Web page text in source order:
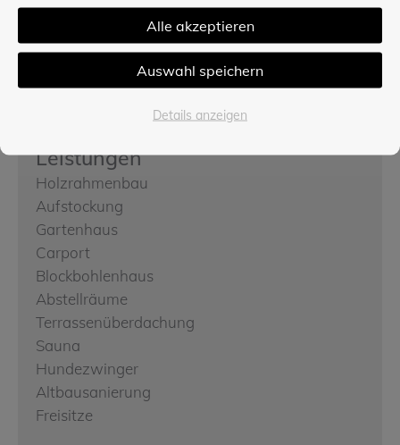
Unser Partner
Gartencenter Hesse
www.gartencenter-hesse.de
Gartencenter Mühlenweg
www.gartencenter-muehlenweg.de
Leistungen
Holzrahmenbau
Aufstockung
Gartenhaus
Carport
Blockbohlenhaus
Abstellräume
Terrassenüberdachung
Sauna
Hundezwinger
Altbausanierung
Freisitze
Alle akzeptieren
Auswahl speichern
Details anzeigen